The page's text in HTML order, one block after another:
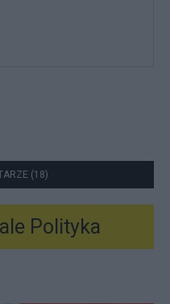
(18)
Polityka